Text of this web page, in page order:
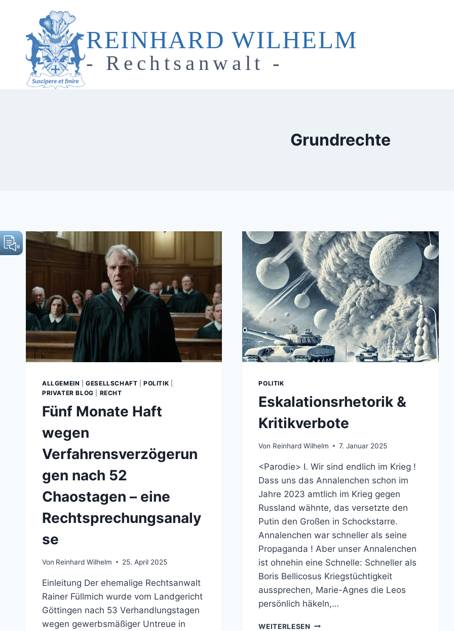
springen
REINHARD WILHELM
- Rechtsanwalt -
Grundrechte
ALLGEMEIN |GESELLSCHAFT |POLITIK
PRIVATER BLOG
RECHT
Fünf Monate Haft
wegen
Verfahrensverzögerun
gen nach 52
Chaostagen – eine
Rechtsprechungsanaly
se
Von Reinhard Wilhelm 25. April 2025
Einleitung Der ehemalige Rechtsanwalt
Rainer Füllmich wurde vom Landgericht
Göttingen nach 53 Verhandlungstagen
wegen gewerbsmäßiger Untreue in
POLITIK
Eskalationsrhetorik &
Kritikverbote
Von Reinhard Wilhelm 7. Januar 2025
<Parodie> I. Wir sind endlich im Krieg !
Dass uns das Annalenchen schon im
Jahre 2023 amtlich im Krieg gegen
Russland wähnte, das versetzte den
Putin den Großen in Schockstarre.
Annalenchen war schneller als seine
Propaganda ! Aber unser Annalenchen
ist ohnehin eine Schnelle: Schneller als
Boris Bellicosus Kriegstüchtigkeit
aussprechen, Marie-Agnes die Leos
persönlich häkeln,…
WEITERLESEN ESKALATIONSRHETORIK